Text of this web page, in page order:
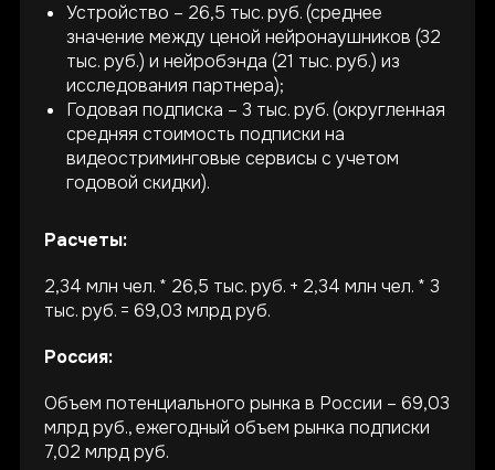
Устройство – 26,5 тыс. руб. (среднее
значение между ценой нейронаушников (32
тыс. руб.) и нейробэнда (21 тыс. руб.) из
исследования партнера);
Годовая подписка – 3 тыс. руб. (округленная
средняя стоимость подписки на
видеостриминговые сервисы с учетом
годовой скидки).
Расчеты:
2,34 млн чел. * 26,5 тыс. руб. + 2,34 млн чел. * 3
тыс. руб. = 69,03 млрд руб.
Россия:
Объем потенциального рынка в России – 69,03
млрд руб., ежегодный объем рынка подписки
7,02 млрд руб.